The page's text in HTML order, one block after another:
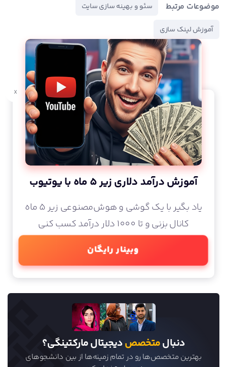
موضوعات مرتبط سئو و بهینه سازی سایت
آموزش لینک سازی
x
آموزش درآمد دلاری زیر 5 ماه با یوتیوب
یاد بگیر با یک گوشی و هوش‌مصنوعی زیر 5 ماه
کانال بزنی و تا 1000 دلار درآمد کسب کنی
وبینار رایگان
دنبالمتخصصدیجیتال مارکتینگی؟
بهترین متخصص‌ها رو در تمام زمینه‌ها از بین دانشجو‌های